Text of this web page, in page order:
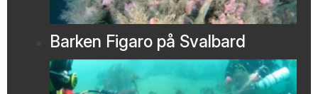
Barken Figaro på Svalbard